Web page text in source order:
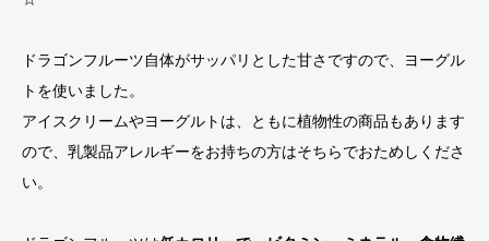
ドラゴンフルーツ自体がサッパリとした甘さですので、ヨーグル
トを使いました。
アイスクリームやヨーグルトは、ともに植物性の商品もあります
ので、乳製品アレルギーをお持ちの方はそちらでおためしくださ
い。